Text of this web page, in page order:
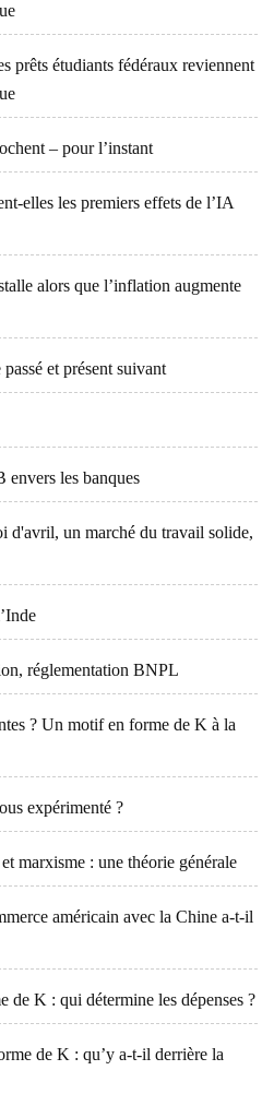
prêts étudiants fédéraux reviennent
– ​​pour l’instant
elles les premiers effets de l’IA
alors que l’inflation augmente
et présent suivant
envers les banques
d'avril, un marché du travail solide,
réglementation BNPL
? Un motif en forme de K à la
expérimenté ?
marxisme : une théorie générale
américain avec la Chine a-t-il
de K : qui détermine les dépenses ?
de K : qu’y a-t-il derrière la